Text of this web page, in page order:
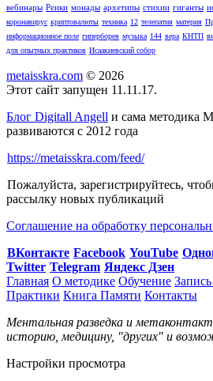
вебинары Реики монады архетипы стихии гиганты
коронавирус криптовалюты техника 12 телепатия материя
информационное поле гиперборея музыка 144 вера КНТП
для опытных практиков Исаакиевский собор
metaisskra.com © 2026
Этот сайт запущен 11.11.17.
Блог Digitall Angell и сама
развиваются с 2012 года
https://metaisskra.com/feed/
Пожалуйста, зарегистрируйтесь,
рассылку новых публикаций
Соглашение на обработку
ВКонтакте Facebook YouTube
Twitter Telegram Яндекс Дзен
Главная О методике Обучение
Практики Книга Памяти Контакты
Ментальная разведка и
историю, медицину, "других" и
Настройки просмотра